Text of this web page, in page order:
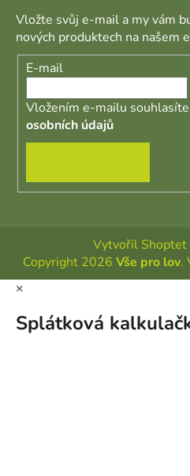
Vložte svůj e-mail a my vám
nových produktech na našem
E-mail
Vložením e-mailu
osobních údajů
Vytvořil Shoptet
Copyright 2026 Vše pro lov.
×
Splátková